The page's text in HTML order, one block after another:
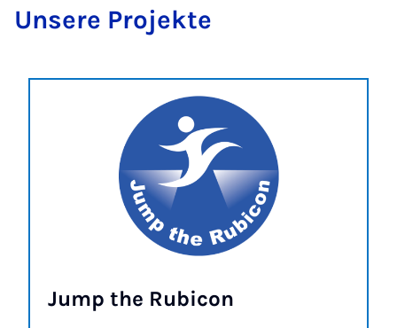
Un­se­re Pro­jek­te
Jump the Ru­bi­con